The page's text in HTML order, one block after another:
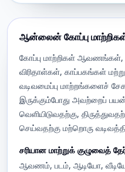
ஆன்லைன் கோப்பு
கோப்பு மாற்றிகள்
விரிதாள்கள், காப்பகங்கள்
வடிவமைப்பு மாற்றங்களைச்
இருக்கும்போது அவற்றைப்
வெளியிடுவதற்கு,
செய்வதற்கு மற்றொரு
சரியான மாற்றுக் குழுவைத்
ஆவணம், படம், ஆடியோ,